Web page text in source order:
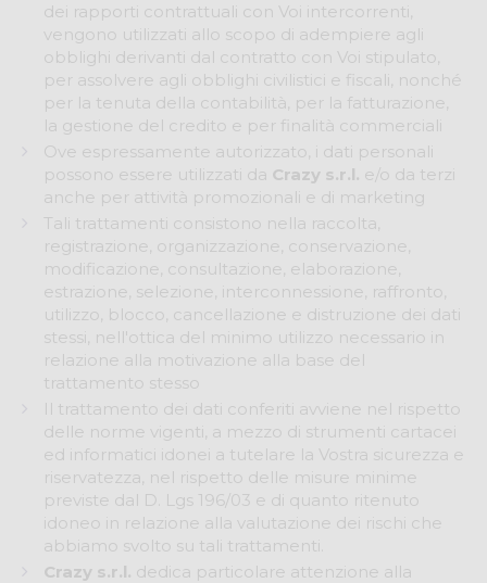
dei rapporti contrattuali con Voi intercorrenti,
vengono utilizzati allo scopo di adempiere agli
obblighi derivanti dal contratto con Voi stipulato,
per assolvere agli obblighi civilistici e fiscali, nonché
per la tenuta della contabilità, per la fatturazione,
la gestione del credito e per finalità commerciali
Ove espressamente autorizzato, i dati personali
possono essere utilizzati da Crazy s.r.l. e/o da terzi
anche per attività promozionali e di marketing
Tali trattamenti consistono nella raccolta,
registrazione, organizzazione, conservazione,
modificazione, consultazione, elaborazione,
estrazione, selezione, interconnessione, raffronto,
utilizzo, blocco, cancellazione e distruzione dei dati
stessi, nell'ottica del minimo utilizzo necessario in
relazione alla motivazione alla base del
trattamento stesso
Il trattamento dei dati conferiti avviene nel rispetto
delle norme vigenti, a mezzo di strumenti cartacei
ed informatici idonei a tutelare la Vostra sicurezza e
riservatezza, nel rispetto delle misure minime
previste dal D. Lgs 196/03 e di quanto ritenuto
idoneo in relazione alla valutazione dei rischi che
abbiamo svolto su tali trattamenti.
Crazy s.r.l. dedica particolare attenzione alla